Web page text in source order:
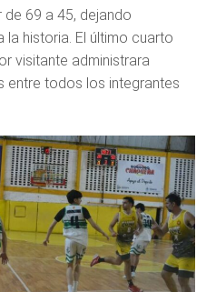
69 a 45, dejando
historia. El último cuarto
visitante administrara
entre todos los integrantes